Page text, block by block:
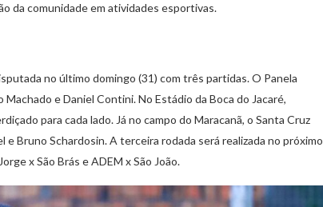
da comunidade em atividades esportivas.
no último domingo (31) com três partidas. O Panela
e Daniel Contini. No Estádio da Boca do Jacaré,
para cada lado. Já no campo do Maracanã, o Santa Cruz
e Bruno Schardosin. A terceira rodada será realizada no próximo
x São Brás e ADEM x São João.